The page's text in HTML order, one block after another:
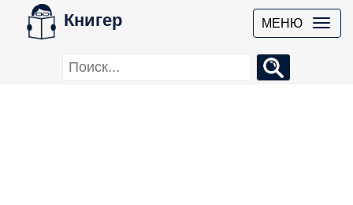
Книгер МЕНЮ